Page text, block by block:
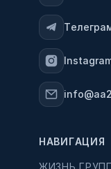
НАВИГАЦИЯ